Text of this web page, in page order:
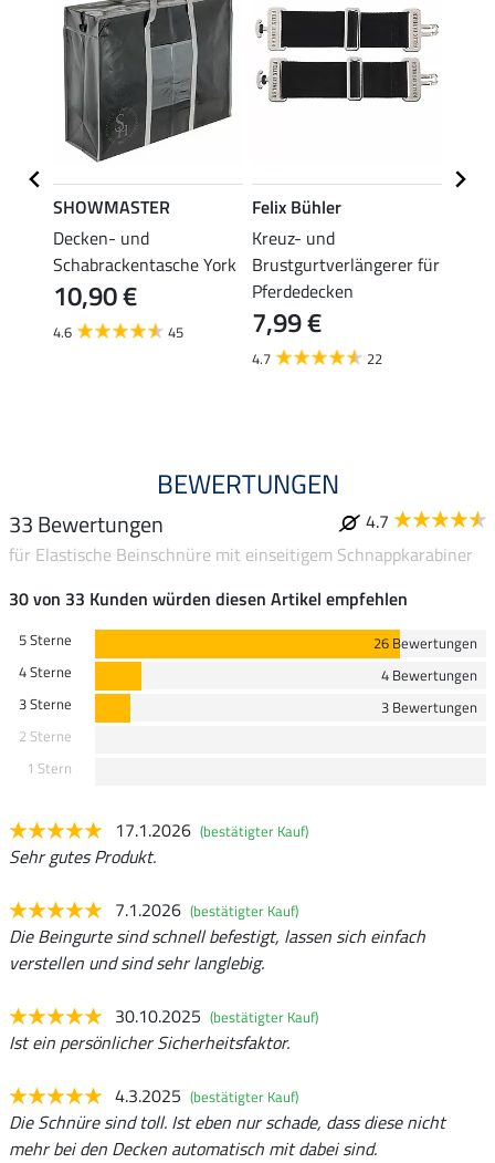
SHOWMASTER
Decken- und
Schabrackentasche York
10,90 €
4.6 45
Felix Bühler
Kreuz- und
Brustgurtverlängerer für
Pferdedecken
7,99 €
4.7 22
BEWERTUNGEN
33 Bewertungen
4.7
für Elastische Beinschnüre mit einseitigem Schnappkarabiner
30 von 33 Kunden würden diesen Artikel empfehlen
5 Sterne
26 Bewertungen
4 Sterne
4 Bewertungen
3 Sterne
3 Bewertungen
2 Sterne
1 Stern
17.1.2026 (bestätigter Kauf)
Sehr gutes Produkt.
7.1.2026 (bestätigter Kauf)
Die Beingurte sind schnell befestigt, lassen sich einfach
verstellen und sind sehr langlebig.
30.10.2025 (bestätigter Kauf)
Ist ein persönlicher Sicherheitsfaktor.
4.3.2025 (bestätigter Kauf)
Die Schnüre sind toll. Ist eben nur schade, dass diese nicht
mehr bei den Decken automatisch mit dabei sind.